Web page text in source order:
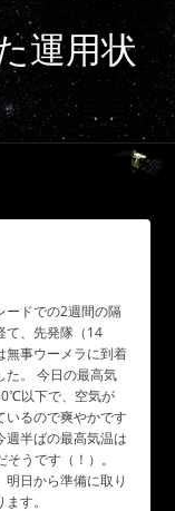
運用状
ードでの2週間の隔
て、先発隊（14
無事ウーメラに到着
た。 今日の最高気
以下で、空気が
いるので爽やかです
週半ばの最高気温は
うです（！）。
明日から準備に取り
す。